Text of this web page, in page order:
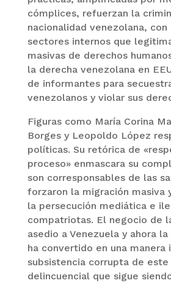
cómplices, refuerzan la
nacionalidad venezolana, con
sectores internos que
masivas de derechos
la derecha venezolana en
de informantes para
venezolanos y violar sus
Figuras como María Corina
Borges y Leopoldo López
políticas. Su retórica de
proceso» enmascara su
son corresponsables de las
forzaron la migración masiva
la persecución mediática e
compatriotas. El negocio de
asedio a Venezuela y ahora
ha convertido en una manera
subsistencia corrupta de este
delincuencial que sigue